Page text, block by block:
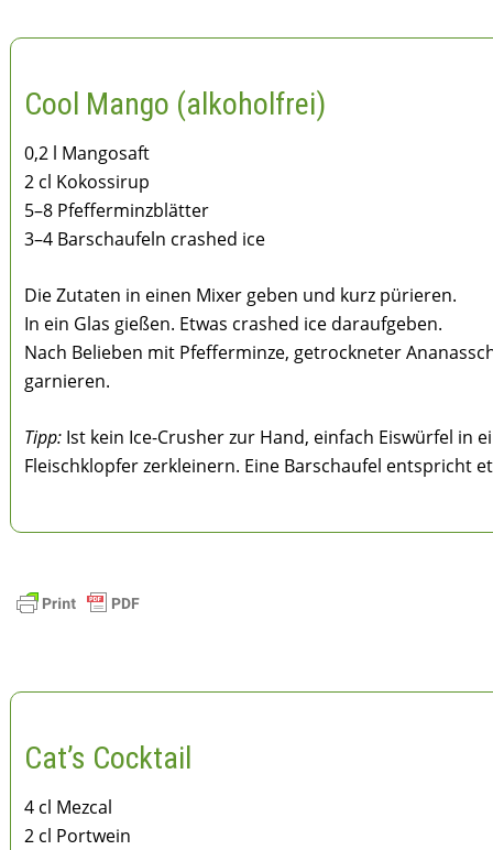
Cool Mango (alkoholfrei)
0,2 l Mangosaft
2 cl Kokossirup
5–8 Pfefferminzblätter
3–4 Barschaufeln crashed ice
Die Zutaten in einen Mixer geben und kurz pürieren.
In ein Glas gießen. Etwas crashed ice daraufgeben.
Nach Belieben mit Pfefferminze, getrockneter
garnieren.
Tipp: Ist kein Ice-Crusher zur Hand, einfach Eiswürfel in
Fleischklopfer zerkleinern. Eine Barschaufel entspricht
Cat’s Cocktail
4 cl Mezcal
2 cl Portwein